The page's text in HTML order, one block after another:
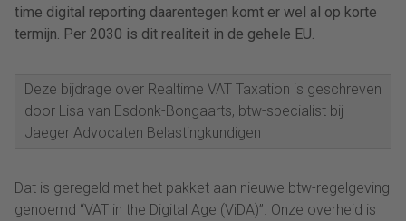
time digital reporting daarentegen komt er wel al op korte
termijn. Per 2030 is dit realiteit in de gehele EU.
Deze bijdrage over Realtime VAT Taxation is geschreven
door Lisa van Esdonk-Bongaarts, btw-specialist bij
Jaeger Advocaten Belastingkundigen
Dat is geregeld met het pakket aan nieuwe btw-regelgeving
genoemd “VAT in the Digital Age (ViDA)”. Onze overheid is